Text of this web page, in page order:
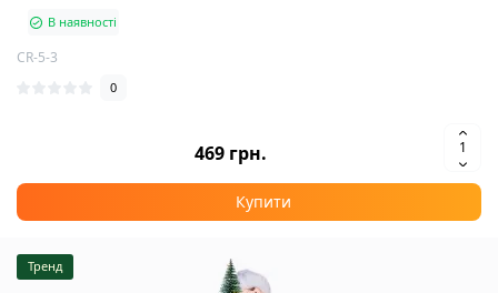
В наявності
CR-5-3
0
469 грн.
Купити
Тренд